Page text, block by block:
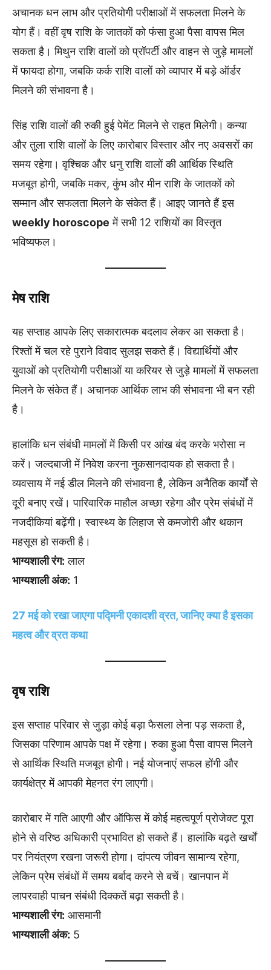
अचानक धन लाभ और प्रतियोगी परीक्षाओं में सफलता मिलने के
योग हैं। वहीं वृष राशि के जातकों को फंसा हुआ पैसा वापस मिल
सकता है। मिथुन राशि वालों को प्रॉपर्टी और वाहन से जुड़े मामलों
में फायदा होगा, जबकि कर्क राशि वालों को व्यापार में बड़े ऑर्डर
मिलने की संभावना है।
सिंह राशि वालों की रुकी हुई पेमेंट मिलने से राहत मिलेगी। कन्या
और तुला राशि वालों के लिए कारोबार विस्तार और नए अवसरों का
समय रहेगा। वृश्चिक और धनु राशि वालों की आर्थिक स्थिति
मजबूत होगी, जबकि मकर, कुंभ और मीन राशि के जातकों को
सम्मान और सफलता मिलने के संकेत हैं। आइए जानते हैं इस
weekly horoscope में सभी 12 राशियों का विस्तृत
भविष्यफल।
मेष राशि
यह सप्ताह आपके लिए सकारात्मक बदलाव लेकर आ सकता है।
रिश्तों में चल रहे पुराने विवाद सुलझ सकते हैं। विद्यार्थियों और
युवाओं को प्रतियोगी परीक्षाओं या करियर से जुड़े मामलों में सफलता
मिलने के संकेत हैं। अचानक आर्थिक लाभ की संभावना भी बन रही
है।
हालांकि धन संबंधी मामलों में किसी पर आंख बंद करके भरोसा न
करें। जल्दबाजी में निवेश करना नुकसानदायक हो सकता है।
व्यवसाय में नई डील मिलने की संभावना है, लेकिन अनैतिक कार्यों से
दूरी बनाए रखें। पारिवारिक माहौल अच्छा रहेगा और प्रेम संबंधों में
नजदीकियां बढ़ेंगी। स्वास्थ्य के लिहाज से कमजोरी और थकान
महसूस हो सकती है।
भाग्यशाली रंग: लाल
भाग्यशाली अंक: 1
27 मई को रखा जाएगा पद्मिनी एकादशी व्रत, जानिए क्या है इसका
महत्व और व्रत कथा
वृष राशि
इस सप्ताह परिवार से जुड़ा कोई बड़ा फैसला लेना पड़ सकता है,
जिसका परिणाम आपके पक्ष में रहेगा। रुका हुआ पैसा वापस मिलने
से आर्थिक स्थिति मजबूत होगी। नई योजनाएं सफल होंगी और
कार्यक्षेत्र में आपकी मेहनत रंग लाएगी।
कारोबार में गति आएगी और ऑफिस में कोई महत्वपूर्ण प्रोजेक्ट पूरा
होने से वरिष्ठ अधिकारी प्रभावित हो सकते हैं। हालांकि बढ़ते खर्चों
पर नियंत्रण रखना जरूरी होगा। दांपत्य जीवन सामान्य रहेगा,
लेकिन प्रेम संबंधों में समय बर्बाद करने से बचें। खानपान में
लापरवाही पाचन संबंधी दिक्कतें बढ़ा सकती है।
भाग्यशाली रंग: आसमानी
भाग्यशाली अंक: 5